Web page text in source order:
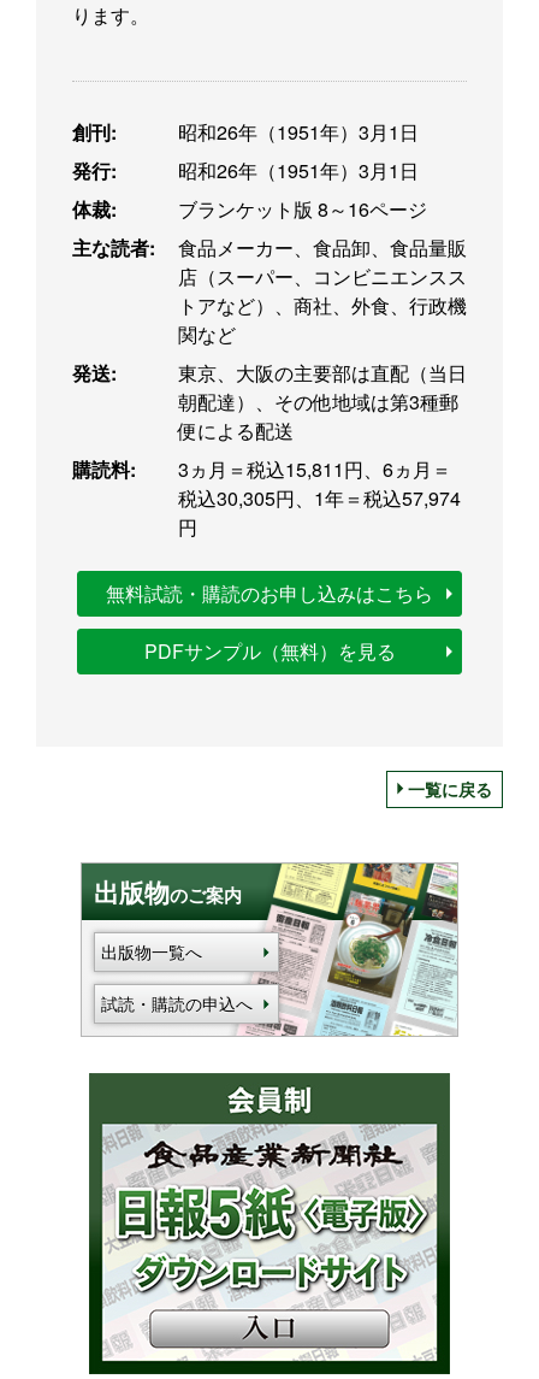
ります。
創刊:
昭和26年（1951年）3月1日
発行:
昭和26年（1951年）3月1日
体裁:
ブランケット版 8～16ページ
主な読者:
食品メーカー、食品卸、食品量販
店（スーパー、コンビニエンスス
トアなど）、商社、外食、行政機
関など
発送:
東京、大阪の主要部は直配（当日
朝配達）、その他地域は第3種郵
便による配送
購読料:
3ヵ月＝税込15,811円、6ヵ月＝
税込30,305円、1年＝税込57,974
円
無料試読・購読のお申し込みはこちら
PDFサンプル（無料）を見る
一覧に戻る
出版物のご案内
出版物一覧へ
試読・購読の申込へ